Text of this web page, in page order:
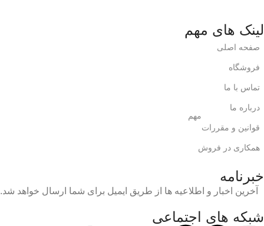
لینک های مهم
صفحه اصلی
فروشگاه
تماس با ما
درباره ما
قوانین و مقررات
مهم
همکاری در فروش
خبرنامه
آخرین اخبار و اطلاعیه ها از طریق ایمیل برای شما ارسال خواهد شد.
شبکه های اجتماعی